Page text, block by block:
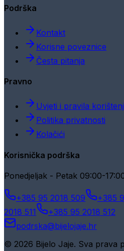
Podrška
Kontakt
Korisne poveznice
Česta pitanja
Pravno
Uvjeti i pravila
Politika privatnosti
Kolačići
Korisnička podrška
Ponedjeljak - Petak 09:00-
+385 95 2018 509 +385
2018 511
+385 95 2018 512
podrska@bijelojaje.hr
© 2026 Bijelo Jaje. Sva prava